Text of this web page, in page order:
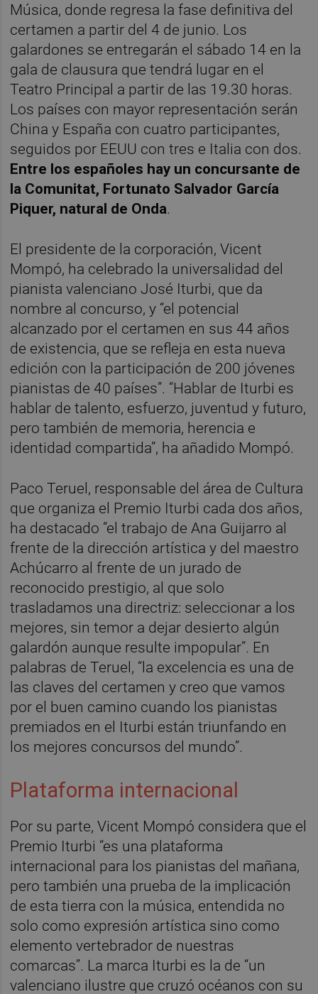
Música, donde regresa la fase definitiva del
certamen a partir del 4 de junio. Los
galardones se entregarán el sábado 14 en la
gala de clausura que tendrá lugar en el
Teatro Principal a partir de las 19.30 horas.
Los países con mayor representación serán
China y España con cuatro participantes,
seguidos por EEUU con tres e Italia con dos.
Entre los españoles hay un concursante de
la Comunitat, Fortunato Salvador García
Piquer, natural de Onda.
El presidente de la corporación, Vicent
Mompó, ha celebrado la universalidad del
pianista valenciano José Iturbi, que da
nombre al concurso, y “el potencial
alcanzado por el certamen en sus 44 años
de existencia, que se refleja en esta nueva
edición con la participación de 200 jóvenes
pianistas de 40 países”. “Hablar de Iturbi es
hablar de talento, esfuerzo, juventud y futuro,
pero también de memoria, herencia e
identidad compartida”, ha añadido Mompó.
Paco Teruel, responsable del área de Cultura
que organiza el Premio Iturbi cada dos años,
ha destacado “el trabajo de Ana Guijarro al
frente de la dirección artística y del maestro
Achúcarro al frente de un jurado de
reconocido prestigio, al que solo
trasladamos una directriz: seleccionar a los
mejores, sin temor a dejar desierto algún
galardón aunque resulte impopular”. En
palabras de Teruel, “la excelencia es una de
las claves del certamen y creo que vamos
por el buen camino cuando los pianistas
premiados en el Iturbi están triunfando en
los mejores concursos del mundo”.
Plataforma internacional
Por su parte, Vicent Mompó considera que el
Premio Iturbi “es una plataforma
internacional para los pianistas del mañana,
pero también una prueba de la implicación
de esta tierra con la música, entendida no
solo como expresión artística sino como
elemento vertebrador de nuestras
comarcas”. La marca Iturbi es la de “un
valenciano ilustre que cruzó océanos con su